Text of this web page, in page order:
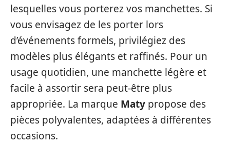
lesquelles vous porterez vos manchettes. Si
vous envisagez de les porter lors
d’événements formels, privilégiez des
modèles plus élégants et raffinés. Pour un
usage quotidien, une manchette légère et
facile à assortir sera peut-être plus
appropriée. La marque Maty propose des
pièces polyvalentes, adaptées à différentes
occasions.